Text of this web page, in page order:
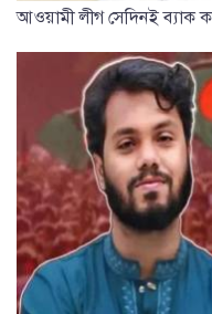
আওয়ামী লীগ সেদিনই ব্যাক